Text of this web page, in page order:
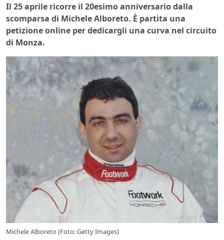
Il 25 aprile ricorre il 20esimo anniversario dalla
scomparsa di Michele Alboreto. È partita una
petizione online per dedicargli una curva nel circuito
di Monza.
Michele Alboreto (Foto: Getty Images)